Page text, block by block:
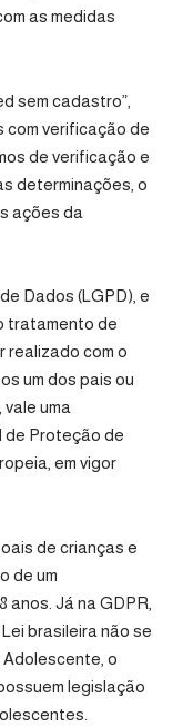
as medidas
sem cadastro”,
com verificação de
de verificação e
determinações, o
ações da
Dados (LGPD) , e
tratamento de
realizado com o
um dos pais ou
uma
de Proteção de
em vigor
de crianças e
de um
Já na GDPR,
brasileira não se
o
legislação